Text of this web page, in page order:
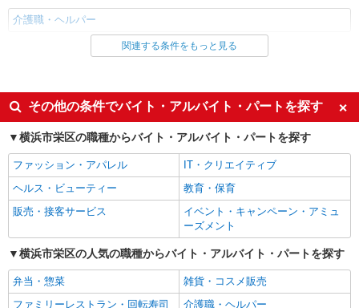
介護職・ヘルパー
同じ雇用形態から大船駅の求人を探す
同じ特徴から大船駅の求人を探す
入社日応相談
未経験歓迎
経験者・有資格者歓迎
新卒・第二新卒歓迎
女性活躍中
主婦・主夫歓迎
フリーター歓迎
学歴不問
ミドル（40代～）活躍中
エルダー（50代～）活躍中
シニア（60代～）活躍中
高収入・高額
ボーナス・賞与あり
昇給あり
完全週休2日制
関連する条件をもっと見る
その他の条件でバイト・アルバイト・パートを探す
横浜市栄区の職種からバイト・アルバイト・パートを探す
ファッション・アパレル
IT・クリエイティブ
ヘルス・ビューティー
教育・保育
販売・接客サービス
イベント・キャンペーン・アミュ
ーズメント
横浜市栄区の人気の職種からバイト・アルバイト・パートを探す
弁当・惣菜
雑貨・コスメ販売
ファミリーレストラン・回転寿司
介護職・ヘルパー